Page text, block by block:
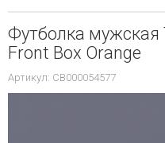
Футболка мужская
Front Box Orange
Артикул: CB000054577